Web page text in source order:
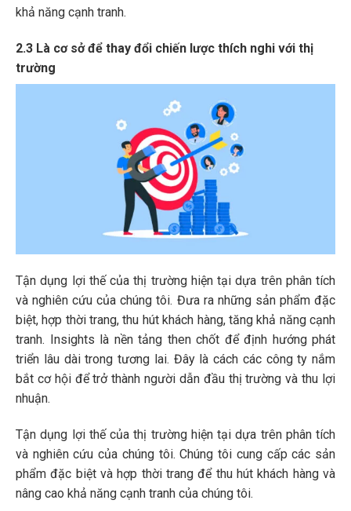
khả năng cạnh tranh.
2.3 Là cơ sở để thay đổi chiến lược thích nghi với thị
trường
Tận dụng lợi thế của thị trường hiện tại dựa trên phân tích
và nghiên cứu của chúng tôi. Đưa ra những sản phẩm đặc
biệt, hợp thời trang, thu hút khách hàng, tăng khả năng cạnh
tranh. Insights là nền tảng then chốt để định hướng phát
triển lâu dài trong tương lai. Đây là cách các công ty nắm
bắt cơ hội để trở thành người dẫn đầu thị trường và thu lợi
nhuận.
Tận dụng lợi thế của thị trường hiện tại dựa trên phân tích
và nghiên cứu của chúng tôi. Chúng tôi cung cấp các sản
phẩm đặc biệt và hợp thời trang để thu hút khách hàng và
nâng cao khả năng cạnh tranh của chúng tôi.